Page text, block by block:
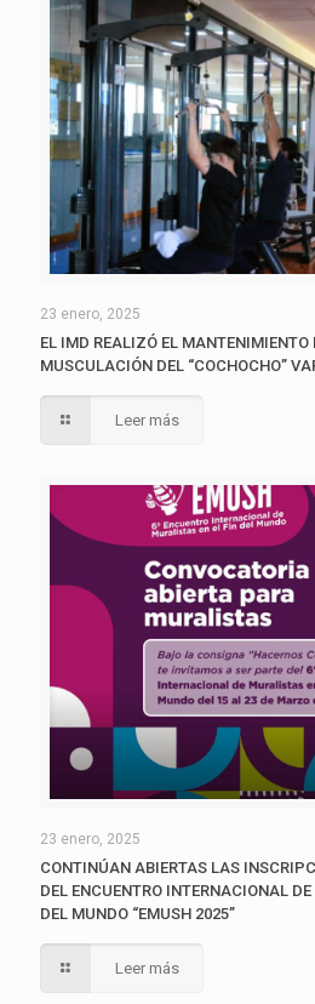
23 enero, 2025
EL IMD REALIZÓ EL MANTENIMIENTO
MUSCULACIÓN DEL “COCHOCHO”
Leer más
23 enero, 2025
CONTINÚAN ABIERTAS LAS
DEL ENCUENTRO INTERNACIONAL
DEL MUNDO “EMUSH 2025”
Leer más